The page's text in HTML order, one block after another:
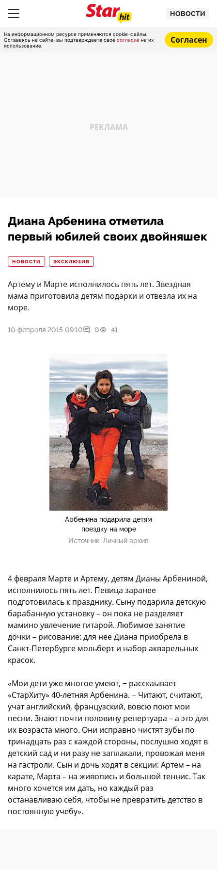
НОВОСТИ
На информационном ресурсе применяются cookie-файлы.
Оставаясь на сайте, вы подтверждаете свое согласие на их
использование.
Согласен
Диана Арбенина отметила
первый юбилей своих двойняшек
НОВОСТИ ЭКСКЛЮЗИВ
Артему и Марте исполнилось пять лет. Звездная
мама приготовила детям подарки и отвезла их на
море.
10 февраля 2015 09:10 0 41
Арбенина подарила детям
поездку на море
Источник: Личный архив
4 февраля Марте и Артему, детям Дианы Арбениной,
исполнилось пять лет. Певица заранее
подготовилась к празднику. Сыну подарила детскую
барабанную установку – он пока не разделяет
мамино увлечение гитарой. Любимое занятие
дочки – рисование: для нее Диана приобрела в
Санкт-Петербурге мольберт и набор акварельных
красок.
«Мои дети уже многое умеют, − расскаывает
«СтарХиту» 40-летняя Арбенина. − Читают, считают,
учат английский, французский, вовсю поют мои
песни. Знают почти половину репертуара – а это для
их возраста много. Они исправно чистят зубы по
тринадцать раз с каждой стороны, послушно ходят в
детский сад и ни разу не заплакали, провожая меня
на гастроли. Сын и дочь ходят в секции: Артем – на
карате, Марта – на живопись и большой теннис. Так
много хочется им дать, но каждый раз
останавливаю себя, чтобы не превратить детство в
постоянную учебу».